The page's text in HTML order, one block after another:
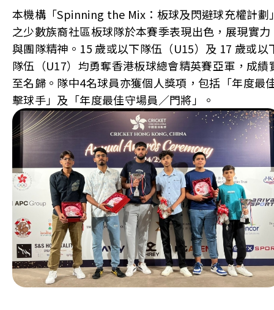
本機構「Spinning the Mix：板球及閃避球充權計劃
之少數族裔社區板球隊於本賽季表現出色，展現實力
與團隊精神。15 歲或以下隊伍（U15）及 17 歲或以
隊伍（U17）均勇奪香港板球總會精英賽亞軍，成績
至名歸。隊中4名球員亦獲個人獎項，包括「年度最
擊球手」及「年度最佳守場員／門將」。